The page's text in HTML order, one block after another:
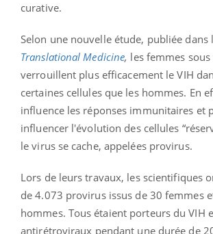
curative.
Selon une nouvelle étude, publiée dans
Translational Medicine, les femmes
verrouillent plus efficacement le VIH
certaines cellules que les hommes. En
influence les réponses immunitaires et
influencer l'évolution des cellules
le virus se cache, appelées provirus.
Lors de leurs travaux, les scientifiques
de 4.073 provirus issus de 30 femmes
hommes. Tous étaient porteurs du VIH
antirétroviraux pendant une durée de